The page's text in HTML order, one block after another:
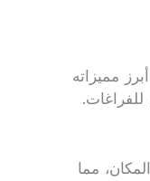
مميزاته
مما